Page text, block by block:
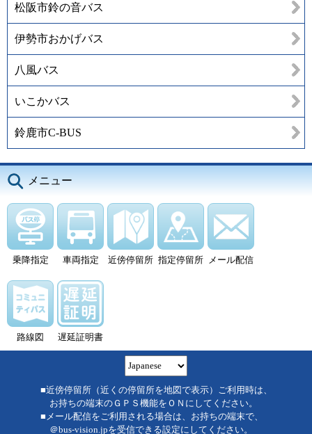
松阪市鈴の音バス
伊勢市おかげバス
八風バス
いこかバス
鈴鹿市C-BUS
メニュー
乗降指定 車両指定 近傍停留所 指定停留所 メール配信
路線図 遅延証明書
■近傍停留所（近くの停留所を地図で表示）ご利用時は、
お持ちの端末のＧＰＳ機能をＯＮにしてください。
■メール配信をご利用される場合は、お持ちの端末で、
＠bus-vision.jpを受信できる設定にしてください。